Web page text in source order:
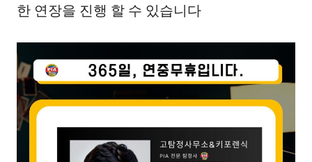
한 연장을 진행 할 수 있습니다